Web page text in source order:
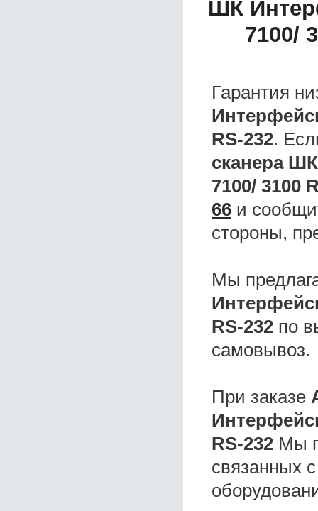
ШК
7100/
Гарантия
RS-232.
сканера
7100/ 3100
66 и
стороны,
Мы
RS-232 по
самовывоз.
При заказе
RS-232 Мы
связанных